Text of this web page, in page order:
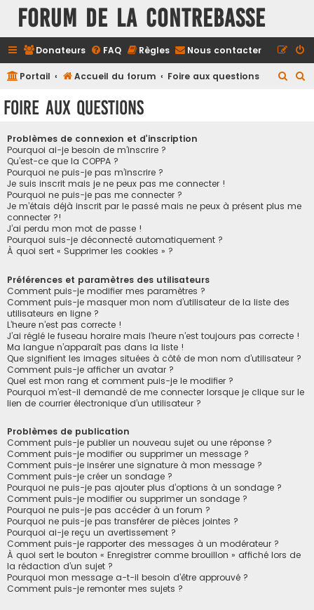
FORUM DE LA CONTREBASSE
Donateurs FAQ Règles Nous contacter
Portail Accueil du forum Foire aux questions
h
Foire aux questions
Problèmes de connexion et d’inscription
Pourquoi ai-je besoin de m’inscrire ?
Qu’est-ce que la COPPA ?
Pourquoi ne puis-je pas m’inscrire ?
Je suis inscrit mais je ne peux pas me connecter !
Pourquoi ne puis-je pas me connecter ?
Je m’étais déjà inscrit par le passé mais ne peux à présent plus me
connecter ?!
J’ai perdu mon mot de passe !
Pourquoi suis-je déconnecté automatiquement ?
À quoi sert « Supprimer les cookies » ?
Préférences et paramètres des utilisateurs
Comment puis-je modifier mes paramètres ?
Comment puis-je masquer mon nom d’utilisateur de la liste des
utilisateurs en ligne ?
L’heure n’est pas correcte !
J’ai réglé le fuseau horaire mais l’heure n’est toujours pas correcte !
Ma langue n’apparaît pas dans la liste !
Que signifient les images situées à côté de mon nom d’utilisateur ?
Comment puis-je afficher un avatar ?
Quel est mon rang et comment puis-je le modifier ?
Pourquoi m’est-il demandé de me connecter lorsque je clique sur le
lien de courrier électronique d’un utilisateur ?
Problèmes de publication
Comment puis-je publier un nouveau sujet ou une réponse ?
Comment puis-je modifier ou supprimer un message ?
Comment puis-je insérer une signature à mon message ?
Comment puis-je créer un sondage ?
Pourquoi ne puis-je pas ajouter plus d’options à un sondage ?
Comment puis-je modifier ou supprimer un sondage ?
Pourquoi ne puis-je pas accéder à un forum ?
Pourquoi ne puis-je pas transférer de pièces jointes ?
Pourquoi ai-je reçu un avertissement ?
Comment puis-je rapporter des messages à un modérateur ?
À quoi sert le bouton « Enregistrer comme brouillon » affiché lors de
la rédaction d’un sujet ?
Pourquoi mon message a-t-il besoin d’être approuvé ?
Comment puis-je remonter mes sujets ?